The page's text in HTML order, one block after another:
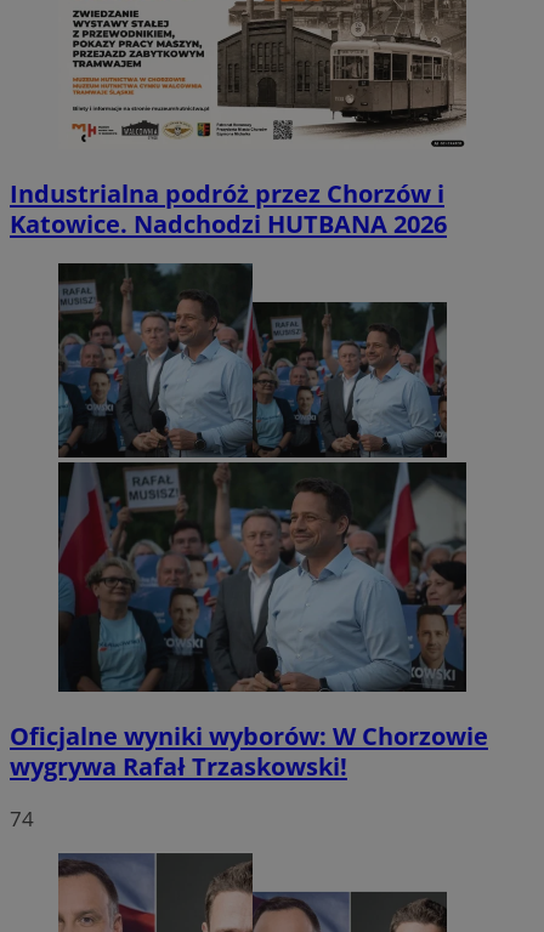
Industrialna podróż przez Chorzów i
Katowice. Nadchodzi HUTBANA 2026
Oficjalne wyniki wyborów: W Chorzowie
wygrywa Rafał Trzaskowski!
74